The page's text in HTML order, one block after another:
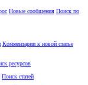
Новые сообщения Поиск по
Комментарии к новой статье
ресурсов
Поиск статей